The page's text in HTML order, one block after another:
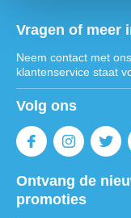
Vragen of meer
Neem contact met
klantenservice staat
Volg ons
Ontvang de
promoties